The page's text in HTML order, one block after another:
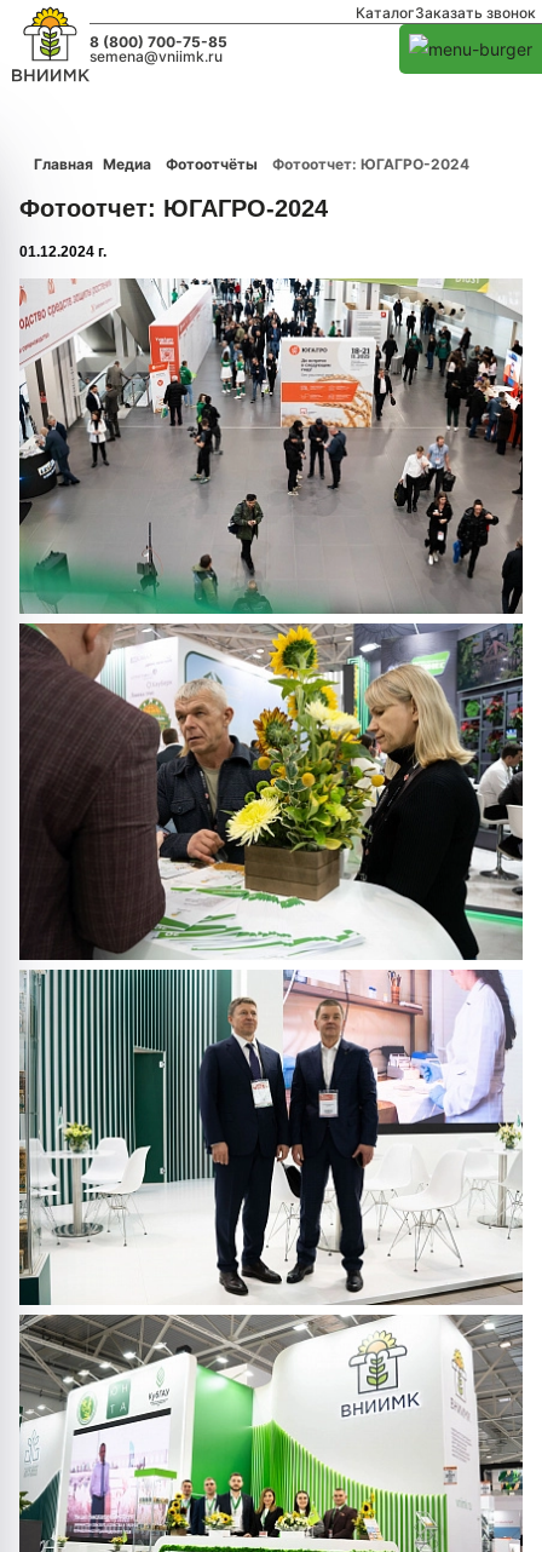
КаталогЗаказать звонок
8 (800) 700-75-85
semena@vniimk.ru
Главная Медиа Фотоотчёты Фотоотчет: ЮГАГРО-2024
Фотоотчет: ЮГАГРО-2024
01.12.2024 г.